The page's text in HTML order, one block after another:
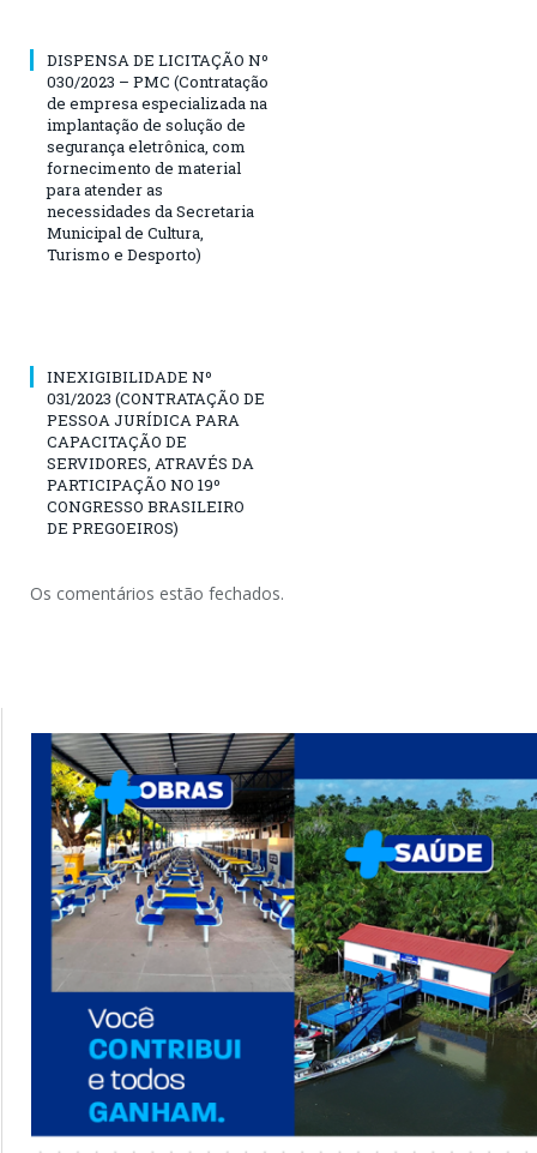
DISPENSA DE LICITAÇÃO Nº
030/2023 – PMC (Contratação
de empresa especializada na
implantação de solução de
segurança eletrônica, com
fornecimento de material
para atender as
necessidades da Secretaria
Municipal de Cultura,
Turismo e Desporto)
INEXIGIBILIDADE Nº
031/2023 (CONTRATAÇÃO DE
PESSOA JURÍDICA PARA
CAPACITAÇÃO DE
SERVIDORES, ATRAVÉS DA
PARTICIPAÇÃO NO 19º
CONGRESSO BRASILEIRO
DE PREGOEIROS)
Os comentários estão fechados.